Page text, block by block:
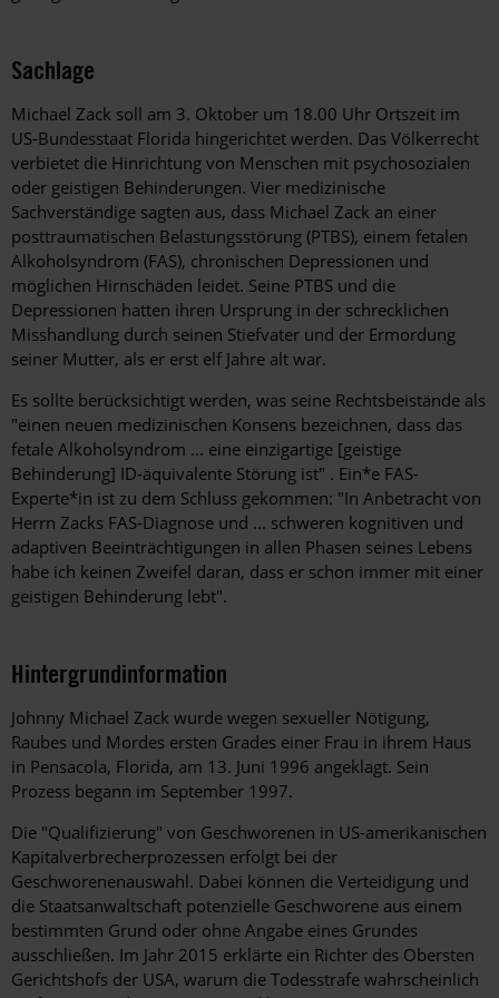
Sachlage
Michael Zack soll am 3. Oktober um 18.00 Uhr Ortszeit im
US-Bundesstaat Florida hingerichtet werden. Das Völkerrecht
verbietet die Hinrichtung von Menschen mit psychosozialen
oder geistigen Behinderungen. Vier medizinische
Sachverständige sagten aus, dass Michael Zack an einer
posttraumatischen Belastungsstörung (PTBS), einem fetalen
Alkoholsyndrom (FAS), chronischen Depressionen und
möglichen Hirnschäden leidet. Seine PTBS und die
Depressionen hatten ihren Ursprung in der schrecklichen
Misshandlung durch seinen Stiefvater und der Ermordung
seiner Mutter, als er erst elf Jahre alt war.
Es sollte berücksichtigt werden, was seine Rechtsbeistände als
"einen neuen medizinischen Konsens bezeichnen, dass das
fetale Alkoholsyndrom ... eine einzigartige [geistige
Behinderung] ID-äquivalente Störung ist" . Ein*e FAS-
Experte*in ist zu dem Schluss gekommen: "In Anbetracht von
Herrn Zacks FAS-Diagnose und ... schweren kognitiven und
adaptiven Beeinträchtigungen in allen Phasen seines Lebens
habe ich keinen Zweifel daran, dass er schon immer mit einer
geistigen Behinderung lebt".
Hintergrundinformation
Hintergrund
Johnny Michael Zack wurde wegen sexueller Nötigung,
Raubes und Mordes ersten Grades einer Frau in ihrem Haus
in Pensacola, Florida, am 13. Juni 1996 angeklagt. Sein
Prozess begann im September 1997.
Die "Qualifizierung" von Geschworenen in US-amerikanischen
Kapitalverbrecherprozessen erfolgt bei der
Geschworenenauswahl. Dabei können die Verteidigung und
die Staatsanwaltschaft potenzielle Geschworene aus einem
bestimmten Grund oder ohne Angabe eines Grundes
ausschließen. Im Jahr 2015 erklärte ein Richter des Obersten
Gerichtshofs der USA, warum die Todesstrafe wahrscheinlich